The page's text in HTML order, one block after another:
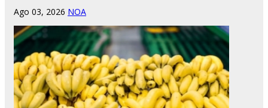
Ago 03, 2026 NOA